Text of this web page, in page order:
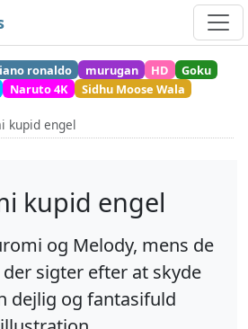
ronaldo murugan HD
Goku
Naruto 4K Sidhu Moose Wala
kupid engel
kupid engel
og Melody, mens de
sigter efter at skyde
dejlig og fantasifuld